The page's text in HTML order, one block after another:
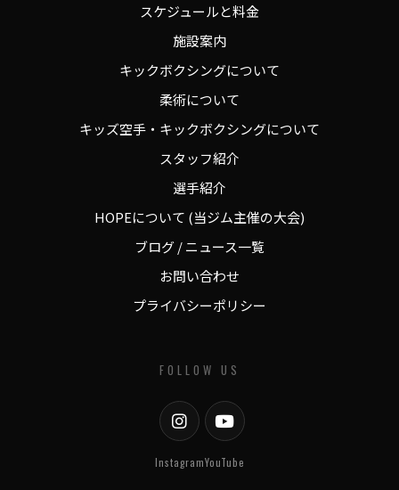
スケジュールと料金
施設案内
キックボクシングについて
柔術について
キッズ空手・キックボクシングについて
スタッフ紹介
選手紹介
HOPEについて (当ジム主催の大会)
ブログ / ニュース一覧
お問い合わせ
プライバシーポリシー
FOLLOW US
InstagramYouTube